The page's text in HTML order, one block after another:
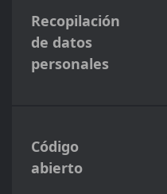
Recopilación
de datos
personales
Código
abierto